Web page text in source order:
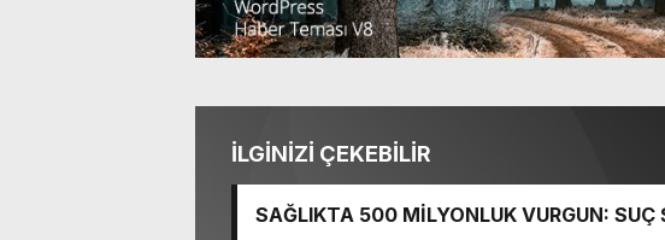
İLGİNİZİ ÇEKEBİLİR
SAĞLIKTA 500 MİLYONLUK VURGUN: SUÇ